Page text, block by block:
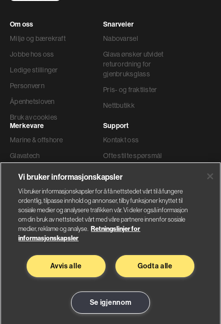
Om oss
Miljø og bærekraft
Jobbe hos oss
Ledige stillinger
Personvern
Åpenhetsloven
Bruk av cookies
Snarveier
Nabovarsel
Glava ønsker utvidet
returordning for
gjenbruksglass
Pris- og fraktlister
Nettbutikk
Merkevare
Marine & offshore
Glavatech
Weber
Support
Kontakt oss
Ofte stilte spørsmål
Ordre og levering
Faktura adresse
Glava AS
Nybråtveien 2
Saint-Gobain Byggevarer
Sandstuveien 68
Se på kart
Vi bruker informasjonskapsler
Vi bruker informasjonskapsler for å få nettstedet vårt til å fungere
ordentlig, tilpasse innhold og annonser, tilby funksjoner knyttet til
sosiale medier og analysere trafikken vår. Vi deler også informasjon
om din bruk av nettstedet vårt med våre partnere innenfor sosiale
medier, reklame og analyse. Retningslinjer for
informasjonskapsler
Godta alle
Avvis alle
Se igjennom